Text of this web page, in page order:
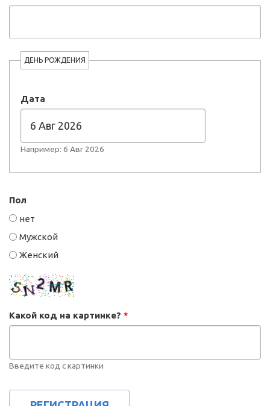
ДЕНЬ РОЖДЕНИЯ
Дата
Например: 6 Авг 2026
Пол
нет
Мужской
Женский
Какой код на картинке? *
Введите код с картинки